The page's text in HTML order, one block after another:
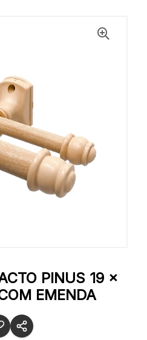
PINUS 19 x
EMENDA